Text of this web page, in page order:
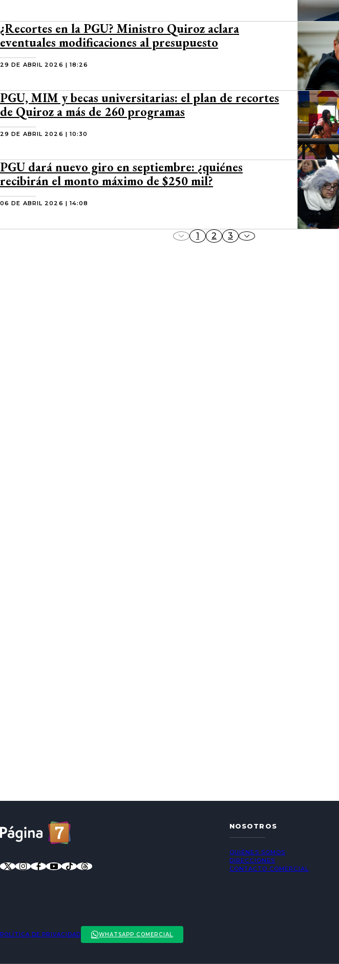
¿Recortes en la PGU? Ministro Quiroz aclara
eventuales modificaciones al presupuesto
29 DE ABRIL 2026 | 18:26
PGU, MIM y becas universitarias: el plan de recortes
de Quiroz a más de 260 programas
29 DE ABRIL 2026 | 10:30
PGU dará nuevo giro en septiembre: ¿quiénes
recibirán el monto máximo de $250 mil?
06 DE ABRIL 2026 | 14:08
1 2 3
NOSOTROS
QUIÉNES SOMOS
DIRECCIONES
CONTACTO COMERCIAL
POLÍTICA DE PRIVACIDAD WHATSAPP COMERCIAL